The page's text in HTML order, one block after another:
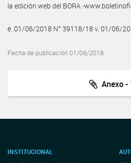
la edición web del BORA -
e. 01/06/2018 N° 39118/18 v. 01/06/
Fecha de publicación 01/06/2018
Anexo -
INSTITUCIONAL